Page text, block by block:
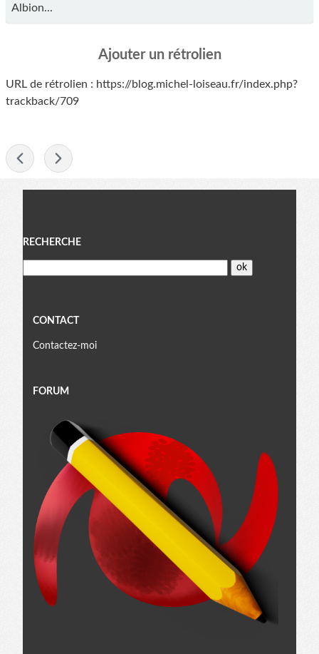
Albion...
Ajouter un rétrolien
URL de rétrolien : https://blog.michel-loiseau.fr/index.php?
trackback/709
Menu
RECHERCHE
CONTACT
Contactez-moi
FORUM